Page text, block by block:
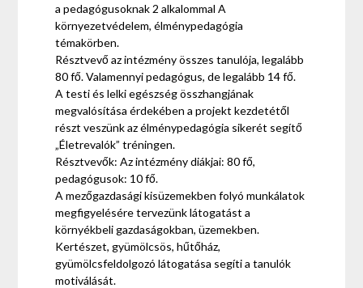
a pedagógusoknak 2 alkalommal A
környezetvédelem, élménypedagógia
témakörben.
Résztvevő az intézmény összes tanulója, legalább
80 fő. Valamennyi pedagógus, de legalább 14 fő.
A testi és lelki egészség összhangjának
megvalósítása érdekében a projekt kezdetétől
részt veszünk az élménypedagógia sikerét segítő
„Életrevalók” tréningen.
Résztvevők: Az intézmény diákjai: 80 fő,
pedagógusok: 10 fő.
A mezőgazdasági kisüzemekben folyó munkálatok
megfigyelésére tervezünk látogatást a
környékbeli gazdaságokban, üzemekben.
Kertészet, gyümölcsös, hűtőház,
gyümölcsfeldolgozó látogatása segíti a tanulók
motiválását.